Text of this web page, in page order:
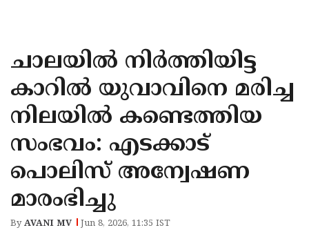
KANNUR
KASARAGOD
ചാലയിൽ നിർത്തിയിട്ട
കാറിൽ യുവാവിനെ മരിച്ച
നിലയിൽ കണ്ടെത്തിയ
സംഭവം: എടക്കാട്
പൊലിസ് അന്വേഷണ
മാരംഭിച്ചു
ByAVANI MV Jun 8, 2026, 11:35 IST